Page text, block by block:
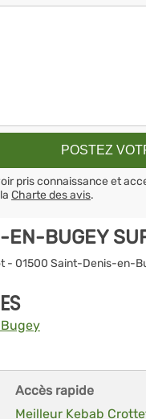
pris connaissance et
Charte des avis.
BUGEY
- 01500 Saint-Denis-en-
Accès rapide
Meilleur Kebab